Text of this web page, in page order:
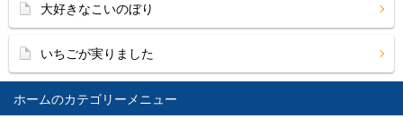
ホーム
大好きなこいのぼり
いちごが実りました